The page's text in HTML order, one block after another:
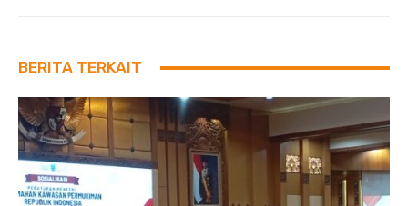
BERITA TERKAIT